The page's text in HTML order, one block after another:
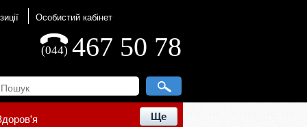
Особистий кабінет
467 50 78
(044)
Ще